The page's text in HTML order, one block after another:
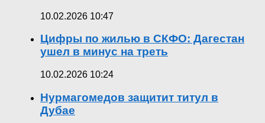
10.02.2026 10:47
Цифры по жилью в СКФО: Дагестан
ушел в минус на треть
10.02.2026 10:24
Нурмагомедов защитит титул в
Дубае